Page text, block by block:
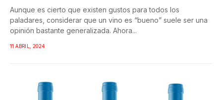
Aunque es cierto que existen gustos para todos los
paladares, considerar que un vino es “bueno” suele ser una
opinión bastante generalizada. Ahora...
11 ABRIL, 2024